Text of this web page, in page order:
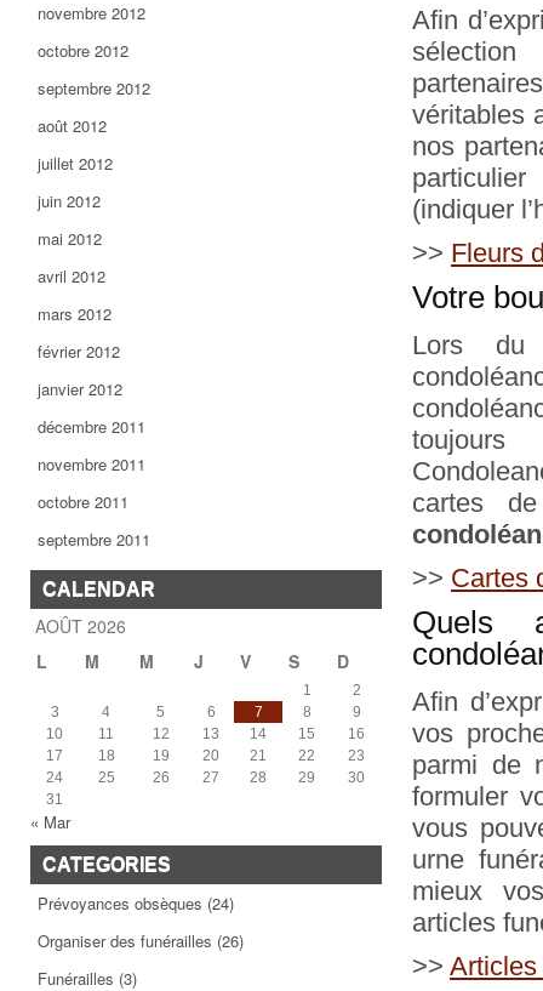
novembre 2012
octobre 2012
septembre 2012
août 2012
juillet 2012
juin 2012
mai 2012
avril 2012
mars 2012
février 2012
janvier 2012
décembre 2011
novembre 2011
octobre 2011
septembre 2011
CALENDAR
AOÛT 2026
L
M M J V S D
1
2
3
4 5 6 7 8
9
10
11 12 13 14 15
16
17
18 19 20 21 22
23
24
25 26 27 28 29
30
31
« Mar
CATEGORIES
Prévoyances obsèques (24)
Organiser des funérailles (26)
Funérailles (3)
Afin
véritables
nos
(indiquer
>> Fleurs
Votre
Lors du
cartes
>> Cartes
Quels
Afin
vos
parmi de
formuler
vous
urne
mieux
articles
>> Articles